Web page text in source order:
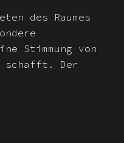
des Raumes
Stimmung von
schafft. Der